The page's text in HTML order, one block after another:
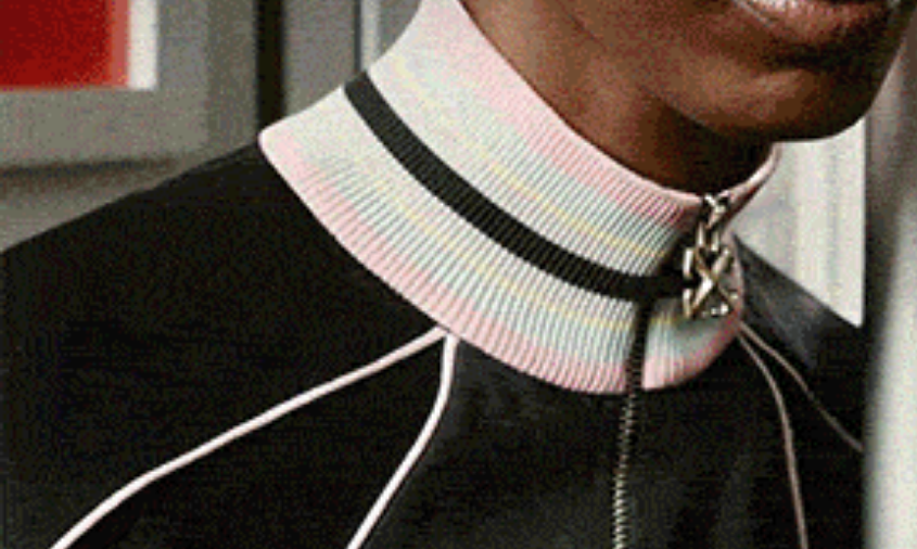
TEMPIO PAUSANIA | 31 gennaio 2026.Il presidente delDistretto delle Ruralità del Nord Sardegna
sindaco di Calangianus, Fabio Albieri , esprime piena condivisione e sostegno all’iniziativa
dell’assessore regionale dell’Agricoltura Francesco Agus, che ha inviato una nota al ministro
dell’Agricoltura, della sovranità alimentare e delle foreste,Francesco Lollobrigida, per chiedere la
proroga al 28 febbraio della scadenza – attualmente fissata al 9 febbraio – per la presentazione dei
progetti esecutivi a valere sui Contratti di Filiera ammessi al quinto bando ministeriale. Un allungamento
dei tempi che consentirebbe alle imprese, duramente colpite dal ciclone Harry, di completare gli
adempimenti.
«La proroga richiesta, limitata e proporzionata – spiega Albieri –, è motivata dalla situazione
emergenziale determinatasi in Sardegna a seguito delle gravi alluvioni dei giorni scorsi, che hanno
inevitabilmente rallentato le attività tecniche e amministrative in corso. Tale slittamento consentirebbe
di tutelare un investimento strategico per il territorio e per l’intera Sardegna, garantendo al contempo
la qualità tecnica, la coerenza progettuale e la piena efficacia degli interventi programmati, senza
incidere sugli obiettivi strategici dei Contratti di Filiera».
La struttura tecnica dell’Unione dei Comuni Alta Gallura, insieme a quella del Distretto delle Ruralità del
Nord Sardegna, è impegnata nelle operazioni di caricamento degli oltre
400 progetti presentati dalle